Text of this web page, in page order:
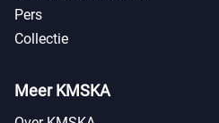
Pers
Collectie
Meer KMSKA